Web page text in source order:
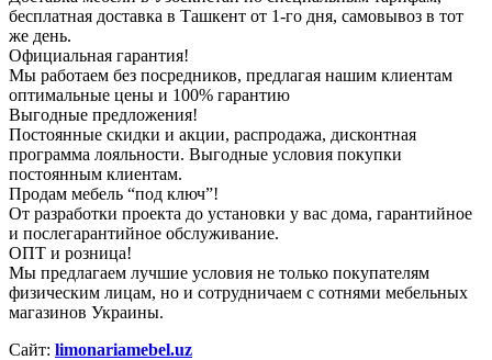
бесплатная доставка в Ташкент от 1-го дня, самовывоз в тот
же день.
Официальная гарантия!
Мы работаем без посредников, предлагая нашим клиентам
оптимальные цены и 100% гарантию
Выгодные предложения!
Постоянные скидки и акции, распродажа, дисконтная
программа лояльности. Выгодные условия покупки
постоянным клиентам.
Продам мебель “под ключ”!
От разработки проекта до установки у вас дома, гарантийное
и послегарантийное обслуживание.
ОПТ и розница!
Мы предлагаем лучшие условия не только покупателям
физическим лицам, но и сотрудничаем с сотнями мебельных
магазинов Украины.
Сайт: limonariamebel.uz